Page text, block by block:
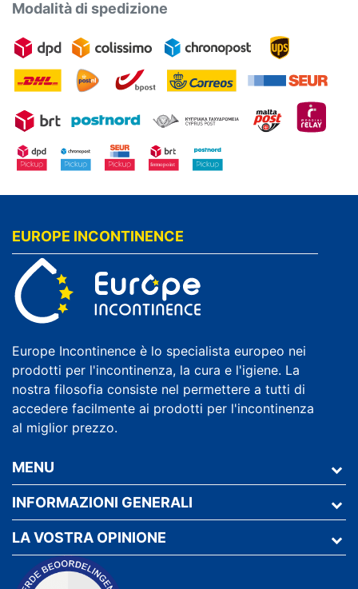
Modalità di spedizione
EUROPE INCONTINENCE
Europe Incontinence è lo specialista europeo nei
prodotti per l'incontinenza, la cura e l'igiene. La
nostra filosofia consiste nel permettere a tutti di
accedere facilmente ai prodotti per l'incontinenza
al miglior prezzo.
MENU
INFORMAZIONI GENERALI
LA VOSTRA OPINIONE